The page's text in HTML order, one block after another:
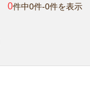
0件中0件-0件を表示